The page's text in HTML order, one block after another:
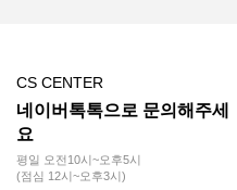
CS CENTER
네이버톡톡으로 문의해주세
요
평일 오전10시~오후5시
(점심 12시~오후3시)